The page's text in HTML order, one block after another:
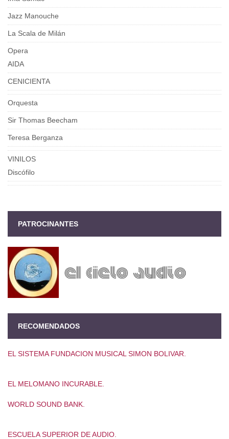
Jazz Manouche
La Scala de Milán
Opera
AIDA
CENICIENTA
Orquesta
Sir Thomas Beecham
Teresa Berganza
VINILOS
Discófilo
PATROCINANTES
RECOMENDADOS
EL SISTEMA FUNDACION MUSICAL SIMON BOLIVAR.
EL MELOMANO INCURABLE.
WORLD SOUND BANK.
ESCUELA SUPERIOR DE AUDIO.